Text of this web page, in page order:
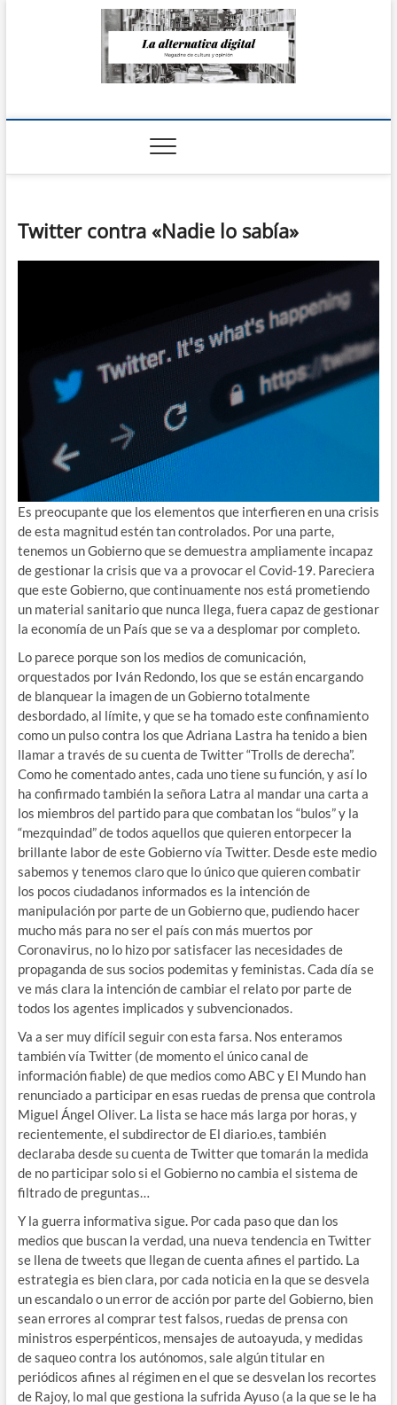
La Alternativa
Twitter contra «Nadie lo sabía»
Es preocupante que los elementos que interfieren en una crisis
de esta magnitud estén tan controlados. Por una parte,
tenemos un Gobierno que se demuestra ampliamente incapaz
de gestionar la crisis que va a provocar el Covid-19. Pareciera
que este Gobierno, que continuamente nos está prometiendo
un material sanitario que nunca llega, fuera capaz de gestionar
la economía de un País que se va a desplomar por completo.
Lo parece porque son los medios de comunicación,
orquestados por Iván Redondo, los que se están encargando
de blanquear la imagen de un Gobierno totalmente
desbordado, al límite, y que se ha tomado este confinamiento
como un pulso contra los que Adriana Lastra ha tenido a bien
llamar a través de su cuenta de Twitter “Trolls de derecha”.
Como he comentado antes, cada uno tiene su función, y así lo
ha confirmado también la señora Latra al mandar una carta a
los miembros del partido para que combatan los “bulos” y la
“mezquindad” de todos aquellos que quieren entorpecer la
brillante labor de este Gobierno vía Twitter. Desde este medio
sabemos y tenemos claro que lo único que quieren combatir
los pocos ciudadanos informados es la intención de
manipulación por parte de un Gobierno que, pudiendo hacer
mucho más para no ser el país con más muertos por
Coronavirus, no lo hizo por satisfacer las necesidades de
propaganda de sus socios podemitas y feministas. Cada día se
ve más clara la intención de cambiar el relato por parte de
todos los agentes implicados y subvencionados.
Va a ser muy difícil seguir con esta farsa. Nos enteramos
también vía Twitter (de momento el único canal de
información fiable) de que medios como ABC y El Mundo han
renunciado a participar en esas ruedas de prensa que controla
Miguel Ángel Oliver. La lista se hace más larga por horas, y
recientemente, el subdirector de El diario.es, también
declaraba desde su cuenta de Twitter que tomarán la medida
de no participar solo si el Gobierno no cambia el sistema de
filtrado de preguntas…
Y la guerra informativa sigue. Por cada paso que dan los
medios que buscan la verdad, una nueva tendencia en Twitter
se llena de tweets que llegan de cuenta afines el partido. La
estrategia es bien clara, por cada noticia en la que se desvela
un escandalo o un error de acción por parte del Gobierno, bien
sean errores al comprar test falsos, ruedas de prensa con
ministros esperpénticos, mensajes de autoayuda, y medidas
de saqueo contra los autónomos, sale algún titular en
periódicos afines al régimen en el que se desvelan los recortes
de Rajoy, lo mal que gestiona la sufrida Ayuso (a la que se le ha